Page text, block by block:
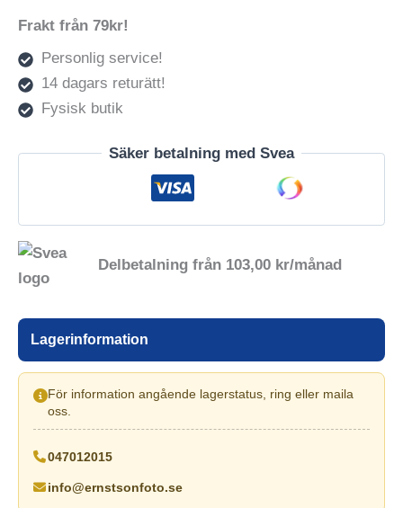
Frakt från 79kr!
Personlig service!
14 dagars returätt!
Fysisk butik
Säker betalning med Svea
Delbetalning från 103,00 kr/månad
Lagerinformation
För information angående lagerstatus, ring eller maila
oss.
047012015
info@ernstsonfoto.se